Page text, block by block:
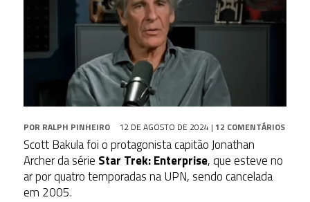
POR RALPH PINHEIRO 12 DE AGOSTO DE 2024 | 12 COMENTÁRIOS
Scott Bakula foi o protagonista capitão Jonathan
Archer da série Star Trek: Enterprise, que esteve no
ar por quatro temporadas na UPN, sendo cancelada
em 2005.